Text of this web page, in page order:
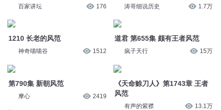
百家讲坛 176
1210 长老的风范
神奇喵喵谷 1512
第790集 新朝风范
摩心 2419
涛哥细说历史 1.7万
道君 第655集 颇有王者风范
疯子天行 15万
《天命赊刀人》第1743章 王者
风范
有声的紫襟 13.1万